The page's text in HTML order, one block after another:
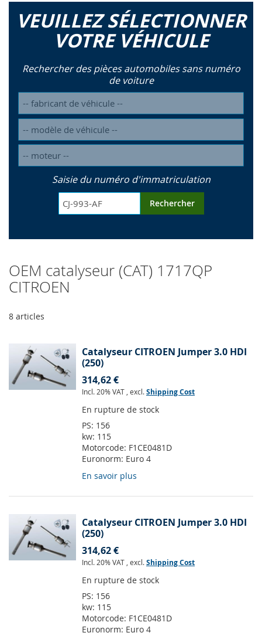
VEUILLEZ SÉLECTIONNER
VOTRE VÉHICULE
Rechercher des pièces automobiles sans numéro
de voiture
Saisie du numéro d'immatriculation
Rechercher
OEM catalyseur (CAT) 1717QP
CITROEN
8 articles
Catalyseur CITROEN Jumper 3.0 HDI
(250)
314,62 €
Incl. 20% VAT , excl.Shipping Cost
En rupture de stock
PS: 156
kw: 115
Motorcode: F1CE0481D
Euronorm: Euro 4
En savoir plus
Catalyseur CITROEN Jumper 3.0 HDI
(250)
314,62 €
Incl. 20% VAT , excl.Shipping Cost
En rupture de stock
PS: 156
kw: 115
Motorcode: F1CE0481D
Euronorm: Euro 4